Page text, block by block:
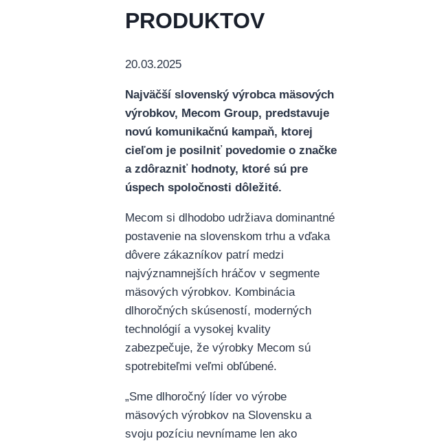
PRODUKTOV
20.03.2025
Najväčší slovenský výrobca mäsových
výrobkov, Mecom Group, predstavuje
novú komunikačnú kampaň, ktorej
cieľom je posilniť povedomie o značke
a zdôrazniť hodnoty, ktoré sú pre
úspech spoločnosti dôležité.
Mecom si dlhodobo udržiava dominantné
postavenie na slovenskom trhu a vďaka
dôvere zákazníkov patrí medzi
najvýznamnejších hráčov v segmente
mäsových výrobkov. Kombinácia
dlhoročných skúseností, moderných
technológií a vysokej kvality
zabezpečuje, že výrobky Mecom sú
spotrebiteľmi veľmi obľúbené.
„Sme dlhoročný líder vo výrobe
mäsových výrobkov na Slovensku a
svoju pozíciu nevnímame len ako